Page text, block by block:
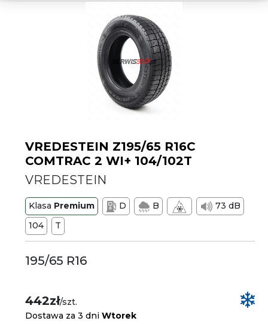
VREDESTEIN Z195/65 R16C
COMTRAC 2 WI+ 104/102T
VREDESTEIN
Klasa Premium D B
73 dB
104
T
195/65 R16
442zł/szt.
Dostawa za 3 dniWtorek